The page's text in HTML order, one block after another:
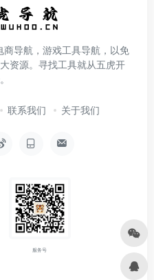
导航，游戏工具导航，以免
资源。寻找工具就从五虎开
联系我们 关于我们
服务号